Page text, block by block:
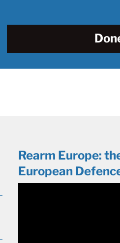
Rearm Europe:
European